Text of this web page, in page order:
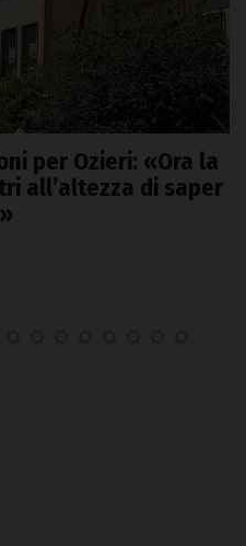
per Ozieri: «Ora la
all’altezza di saper